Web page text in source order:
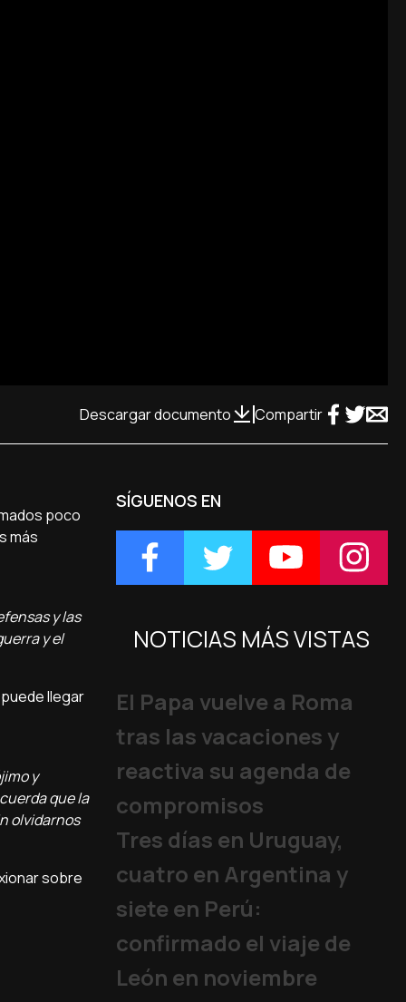
Descargar documento Compartir
poco
más
y las
y el
llegar
y
que la
olvidarnos
sobre
SÍGUENOS EN
NOTICIAS MÁS VISTAS
El Papa vuelve a Roma
tras las vacaciones y
reactiva su agenda de
compromisos
Tres días en Uruguay,
cuatro en Argentina y
siete en Perú:
confirmado el viaje de
León en noviembre